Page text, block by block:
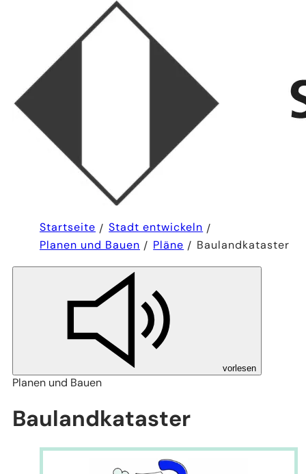
Startseite
Stadt entwickeln
Planen und Bauen
Pläne Baulandkataster
vorlesen
Planen und Bauen
Baulandkataster